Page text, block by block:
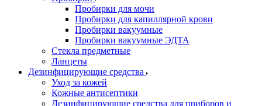
Пробирки для мочи
Пробирки для капиллярной крови
Пробирки вакуумные
Пробирки вакуумные ЭДТА
Стекла предметные
Ланцеты
Дезинфицирующие средства
Уход за кожей
Кожные антисептики
Дезинфицирующие средства для приборов и